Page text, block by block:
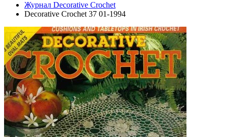
Журнал Decorative Crochet
Decorative Crochet 37 01-1994